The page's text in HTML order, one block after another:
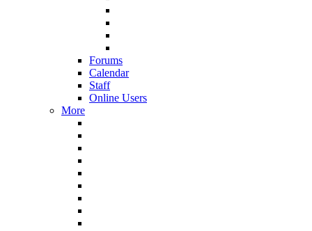
Forums
Calendar
Staff
Online Users
More